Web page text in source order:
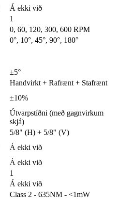
Á ekki við
1
0, 60, 120, 300, 600 RPM
0°, 10°, 45°, 90°, 180°
±5°
Handvirkt + Rafrænt + Stafrænt
±10%
Útvarpstíðni (með gagnvirkum
skjá)
5/8" (H) + 5/8" (V)
Á ekki við
Á ekki við
1
Á ekki við
Class 2 - 635NM - <1mW